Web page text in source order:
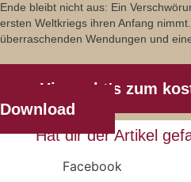
Ende bleibt nicht aus: Ein
ersten Weltkriegs ihren Anfang
überraschenden Wendungen und
Hier geht's zum
Download
Hat dir der Artikel
Facebook